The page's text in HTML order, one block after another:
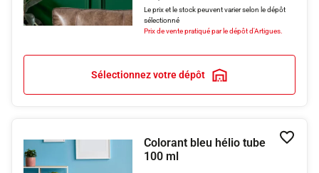
Le prix et le stock peuvent varier selon le dépôt
sélectionné
Prix de vente pratiqué par le dépôt d'Artigues.
Sélectionnez votre dépôt
Colorant bleu hélio tube
100 ml